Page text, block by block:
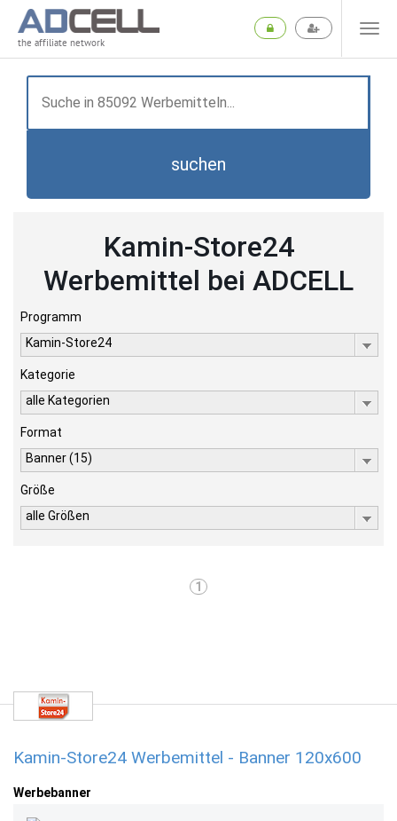
the affiliate network
suchen
Kamin-Store24
Werbemittel bei ADCELL
Programm
Kamin-Store24
Kategorie
alle Kategorien
Format
Banner (15)
Größe
alle Größen
1
Kamin-Store24 Werbemittel - Banner 120x600
Werbebanner